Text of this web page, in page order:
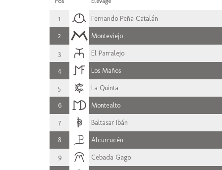
1 Fernando Peña Catalán
2 Monteviejo
3 El Parralejo
4 Los Maños
5 La Quinta
6 Montealto
7 Baltasar Ibán
8 Alcurrucén
9 Cebada Gago